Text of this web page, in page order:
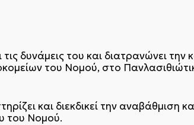
Σητεία
δυνάμεις του και διατρανώνει την
του Νομού, στο
και διεκδικεί την
του Νομού.